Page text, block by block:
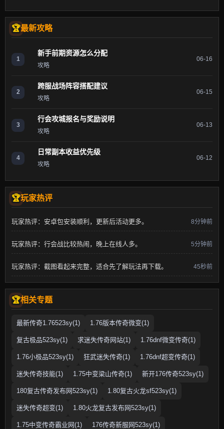
最新攻略
1
新手前期资源怎么分配
攻略
06-16
2
跨服战场阵容搭配建议
攻略
06-15
3
行会攻城报名与奖励说明
攻略
06-13
4
日常副本收益优先级
攻略
06-12
玩家热评
玩家热评：安卓包安装顺利，更新后活动更多。 8分钟前
玩家热评：行会战比较热闹，晚上在线人多。 5分钟前
玩家热评：截图看起来完整，适合先了解玩法再下载。 45秒前
相关专题
最新传奇1.76523sy(1) 1.76版本传奇微变(1)
复古极品523sy(1) 求迷失传奇网站(1) 1.76dnf微变传奇(1)
1.76小极品523sy(1) 狂武迷失传奇(1) 1.76dnf超变传奇(1)
迷失传奇技能(1) 1.75中变梁山传奇(1) 新开176传奇523sy(1)
180复古传奇发布网523sy(1) 1.80复古火龙sf523sy(1)
迷失传奇超变(1) 1.80火龙复古发布网523sy(1)
1.75中变传奇霸业网(1) 176传奇新服网523sy(1)